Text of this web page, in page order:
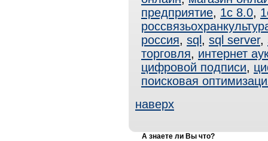
предприятие, 1с 8.0,
россия, sql , sql server,
торговля, интернет
цифровой подписи,
поисковая
наверх
А знаете ли Вы что?